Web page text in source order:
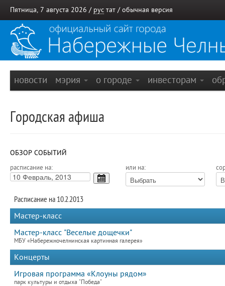
Пятница, 7 августа 2026 / рус тат / обычная версия
новости мэрия о городе инвесторам
Городская афиша
ОБЗОР СОБЫТИЙ
расписание на: или на:
Расписание на 10.2.2013
Мастер-класс
Мастер-класс "Веселые дощечки"
МБУ «Набережночелнинская картинная галерея»
Концерты
Игровая программа «Клоуны рядом»
парк культуры и отдыха "Победа"